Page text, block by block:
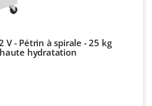
thermiques
V - Pétrin à spirale - 25 kg
hydratation